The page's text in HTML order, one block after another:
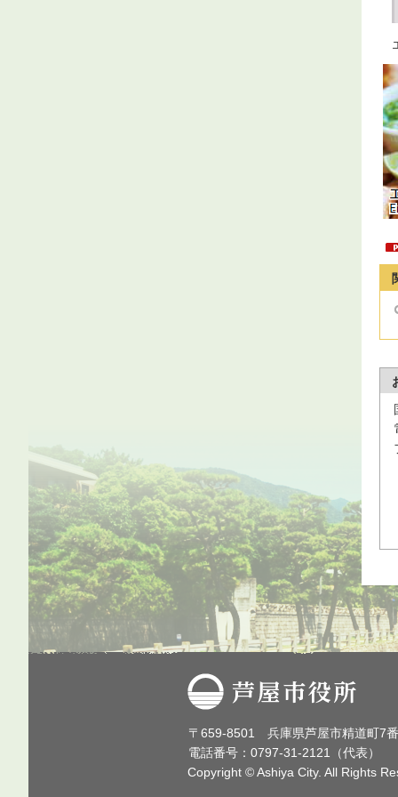
芦屋市役所
〒659-8501 兵庫県芦屋市精道町7
電話番号：0797-31-2121（代表）
Copyright © Ashiya City. All Rights